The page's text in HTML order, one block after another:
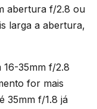
abertura f/2.8 ou
larga a abertura,
35mm f/2.8
for mais
35mm f/1.8 já